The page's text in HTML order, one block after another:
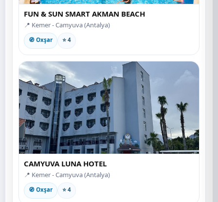
FUN & SUN SMART AKMAN BEACH
📍 Kemer - Camyuva (Antalya)
🧭 Oxşar ⭐ 4
CAMYUVA LUNA HOTEL
📍 Kemer - Camyuva (Antalya)
🧭 Oxşar ⭐ 4